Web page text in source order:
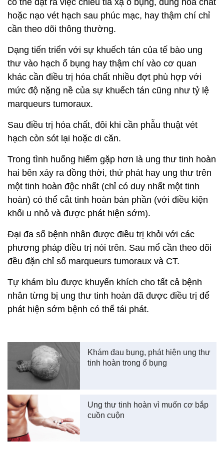
có thể đặt ra việc chiếu tia xạ ổ bụng, dùng hóa chất
hoặc nạo vét hạch sau phúc mạc, hay thậm chí chỉ
cần theo dõi thông thường.
Dạng tiến triển với sự khuếch tán của tế bào ung
thư vào hạch ổ bụng hay thậm chí vào cơ quan
khác cần điều trị hóa chất nhiều đợt phù hợp với
mức độ nặng nề của sự khuếch tán cũng như tỷ lệ
marqueurs tumoraux.
Sau điều trị hóa chất, đôi khi cần phẫu thuật vét
hạch còn sót lại hoặc di căn.
Trong tình huống hiếm gặp hơn là ung thư tinh hoàn
hai bên xảy ra đồng thời, thứ phát hay ung thư trên
một tinh hoàn độc nhất (chỉ có duy nhất một tinh
hoàn) có thể cắt tinh hoàn bán phần (với điều kiện
khối u nhỏ và được phát hiện sớm).
Đại đa số bệnh nhân được điều trị khỏi với các
phương pháp điều trị nói trên. Sau mổ cần theo dõi
đều đặn chỉ số marqueurs tumoraux và CT.
Tự khám bìu được khuyến khích cho tất cả bệnh
nhân từng bị ung thư tinh hoàn đã được điều trị để
phát hiện sớm bệnh có thể tái phát.
Khám đau bụng, phát hiện ung thư
tinh hoàn trong ổ bụng
Ung thư tinh hoàn vì muốn cơ bắp
cuồn cuộn